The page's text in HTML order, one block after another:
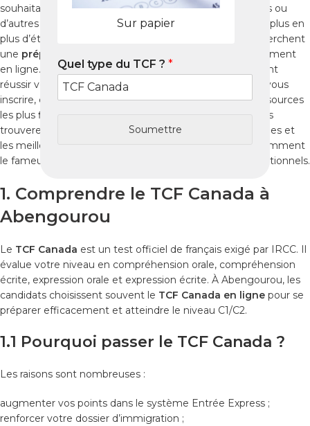
Sur papier
Quel type du TCF ? *
Soumettre
souhaitant immigrer au Canada à travers Entrée Express ou
d’autres programmes d’immigration. À Abengourou, de plus en
plus d’étudiants, de professionnels et de candidats recherchent
une préparation TCF Canada
efficace, claire et entièrement
en ligne. Dans ce guide 2025, vous découvrirez comment
réussir votre test TCF Canada
depuis Abengourou, où vous
inscrire, comment vous entraîner et quelles sont les ressources
les plus fiables pour maximiser votre score. De plus, vous
trouverez des conseils pratiques, des stratégies éprouvées et
les meilleurs outils pour réussir votre TCF Canada – notamment
le fameux
, reconnu pour ses résultats exceptionnels.
1. Comprendre le TCF Canada à
Abengourou
Le TCF Canada est un test officiel de français exigé par IRCC. Il
évalue votre niveau en compréhension orale, compréhension
écrite, expression orale et expression écrite. À Abengourou, les
candidats choisissent souvent le TCF Canada en ligne pour se
préparer efficacement et atteindre le niveau C1/C2.
1.1 Pourquoi passer le TCF Canada ?
Les raisons sont nombreuses :
augmenter vos points dans le système Entrée Express ;
renforcer votre dossier d’immigration ;